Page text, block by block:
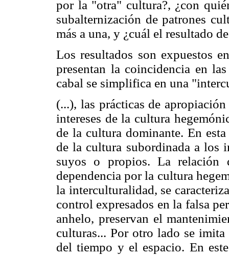
por la "otra" cultura?, ¿con
subalternización de patrones
más a una, y ¿cuál el resultado
Los resultados son expuestos
presentan la coincidencia en
cabal se simplifica en una
(...), las prácticas de
intereses de la cultura
de la cultura dominante. En
de la cultura subordinada a los
suyos o propios. La relación
dependencia por la cultura
la interculturalidad, se
control expresados en la falsa
anhelo, preservan el
culturas... Por otro lado se
del tiempo y el espacio. En